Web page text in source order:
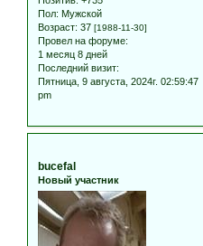
Пол: Мужской
Возраст: 37 [1988-11-30]
Провел на форуме:
1 месяц 8 дней
Последний визит:
Пятница, 9 августа, 2024г. 02:59:47
pm
bucefal
Новый участник